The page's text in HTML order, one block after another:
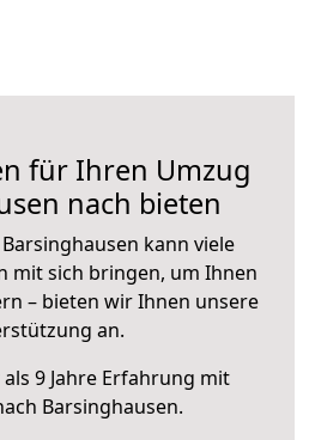
für Ihren Umzug
nach bieten
kann viele
mit sich bringen, um Ihnen
– bieten wir Ihnen unsere
an.
9 Jahre Erfahrung mit
Barsinghausen.